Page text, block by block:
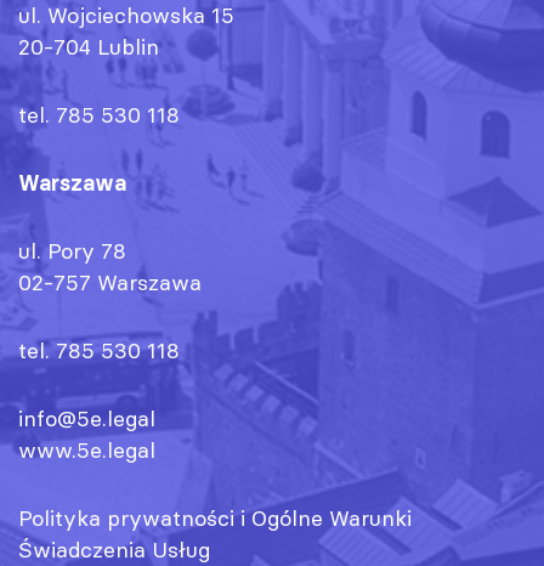
ul. Wojciechowska 15
20-704 Lublin
tel. 785 530 118
Warszawa
ul. Pory 78
02-757 Warszawa
tel. 785 530 118
info@5e.legal
www.5e.legal
Polityka prywatnościiOgólne Warunki
Świadczenia Usług